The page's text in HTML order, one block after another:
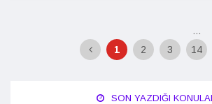
1 2 3
...
14
SON YAZDIĞI